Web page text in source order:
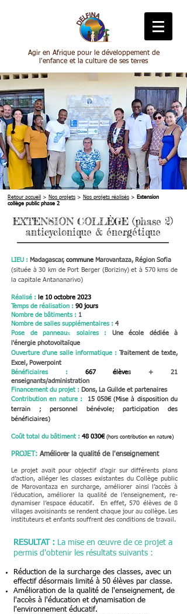
Agir en Afrique pour le développement de
l'enfance et la culture de ses terres
Retour accueil > Nos projets > Nos projets réalisés >
Extension
collège public phase 2
EXTENSION COLLÈGE (phase 2)
anticyclonique & énergétique
LIEU : Madagascar, commune Marovantaza, Région Sofia
(située à 30 km de Port Berger (Boriziny) et à 570 kms de
la capitale Antananarivo)
Réalisé : le 10 octobre 2023
Temps de réalisation : 90 jours
Nombre de bâtiments : 1
Nombre de salles supplémentaires : 4
Pose de panneaux solaires : Une école dédiée à
l'énergie photovoltaïque
Ouverture d'une salle informatique : Traitement de texte,
Excel , Powerpoint
Bénéficiaires : 667 élèves + 21
enseignants/administration
Financement du projet : Dons, La Guilde et partenaires
Contribution en nature : 15 058€(Mise à disposition du
terrain ; personnel bénévole; participation des
bénéficiaires)
Coût total du bâtiment : 48 030€ (hors contribution en nature)
PROJET : Améliorer la qualité de l'enseignement
Le projet avait pour objectif d’agir sur différents plans
d’action, alléger les classes existantes du Collège public
de Marovantaza en surcharge, améliorer ainsi l’accès à
l’éducation, améliorer la qualité de l’enseignement, re-
dynamiser l’espace éducatif. En effet, 570 élèves de 8
villages avoisinants se rendent chaque jour au collège. Les
instituteurs et enfants souffrent des conditions de travail.
RESULTAT : La mise en œuvre de ce projet a
permis d'obtenir les résultats suivants :
Réduction de la surcharge des classes, avec un
effectif désormais limité à 50 élèves par classe.
Amélioration de la qualité de l'enseignement, de
l'accès à l'éducation et dynamisation de
l'environnement éducatif.